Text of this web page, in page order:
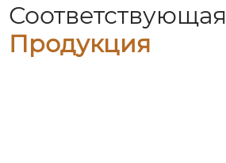
Соответствующая
Продукция